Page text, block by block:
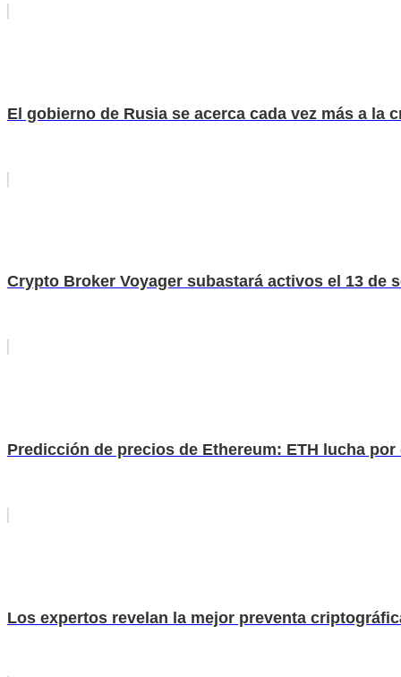
El gobierno de Rusia se acerca cada vez más a la
Crypto Broker Voyager subastará activos el 13 de
Predicción de precios de Ethereum: ETH lucha
Los expertos revelan la mejor preventa